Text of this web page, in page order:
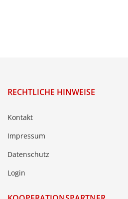
RECHTLICHE HINWEISE
Kontakt
Impressum
Datenschutz
Login